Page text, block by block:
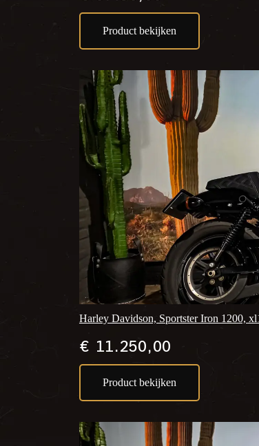
Product bekijken
Harley Davidson, Sportster Iron 1200,
€11.250,00
Product bekijken